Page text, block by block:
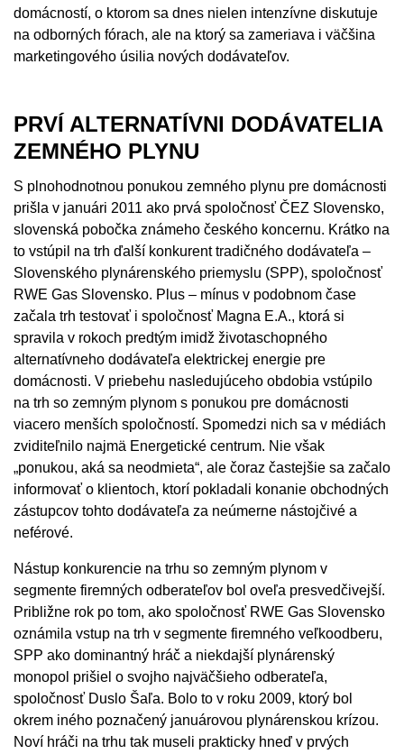
domácností, o ktorom sa dnes nielen intenzívne diskutuje
na odborných fórach, ale na ktorý sa zameriava i väčšina
marketingového úsilia nových dodávateľov.
PRVÍ ALTERNATÍVNI DODÁVATELIA
ZEMNÉHO PLYNU
S plnohodnotnou ponukou zemného plynu pre domácnosti
prišla v januári 2011 ako prvá spoločnosť ČEZ Slovensko,
slovenská pobočka známeho českého koncernu. Krátko na
to vstúpil na trh ďalší konkurent tradičného dodávateľa –
Slovenského plynárenského priemyslu (SPP), spoločnosť
RWE Gas Slovensko. Plus – mínus v podobnom čase
začala trh testovať i spoločnosť Magna E.A., ktorá si
spravila v rokoch predtým imidž životaschopného
alternatívneho dodávateľa elektrickej energie pre
domácnosti. V priebehu nasledujúceho obdobia vstúpilo
na trh so zemným plynom s ponukou pre domácnosti
viacero menších spoločností. Spomedzi nich sa v médiách
zviditeľnilo najmä Energetické centrum. Nie však
„ponukou, aká sa neodmieta“, ale čoraz častejšie sa začalo
informovať o klientoch, ktorí pokladali konanie obchodných
zástupcov tohto dodávateľa za neúmerne nástojčivé a
neférové.
Nástup konkurencie na trhu so zemným plynom v
segmente firemných odberateľov bol oveľa presvedčivejší.
Približne rok po tom, ako spoločnosť RWE Gas Slovensko
oznámila vstup na trh v segmente firemného veľkoodberu,
SPP ako dominantný hráč a niekdajší plynárenský
monopol prišiel o svojho najväčšieho odberateľa,
spoločnosť Duslo Šaľa. Bolo to v roku 2009, ktorý bol
okrem iného poznačený januárovou plynárenskou krízou.
Noví hráči na trhu tak museli prakticky hneď v prvých